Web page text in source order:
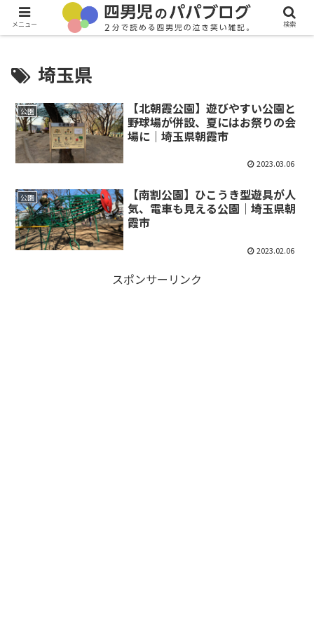
埼玉県
公園
【北朝霞公園】遊びやすい公園と
野球場が併設、夏にはお祭りの会
場に｜埼玉県朝霞市
2023.03.06
公園
【南割公園】ひこうき型遊具が人
気、電車も見える公園｜埼玉県朝
霞市
2023.02.06
スポンサーリンク
メニュー 検索